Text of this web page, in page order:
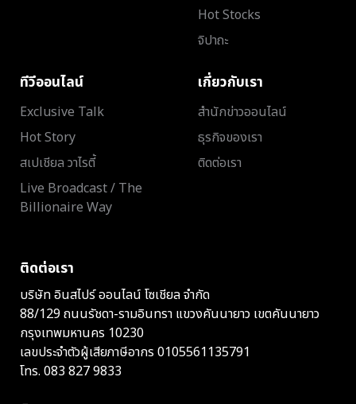
Hot Stocks
จิปาถะ
ทีวีออนไลน์
Exclusive Talk
Hot Story
สเปเชียล วาไรตี้
Live Broadcast / The
Billionaire Way
เกี่ยวกับเรา
สำนักข่าวออนไลน์
ธุรกิจของเรา
ติดต่อเรา
ติดต่อเรา
บริษัท อินสไปร์ ออนไลน์ โซเชียล จำกัด
88/129 ถนนรัชดา-รามอินทรา แขวงคันนายาว เขตคันนายาว
กรุงเทพมหานคร 10230
เลขประจำตัวผู้เสียภาษีอากร 0105561135791
โทร. 083 827 9833